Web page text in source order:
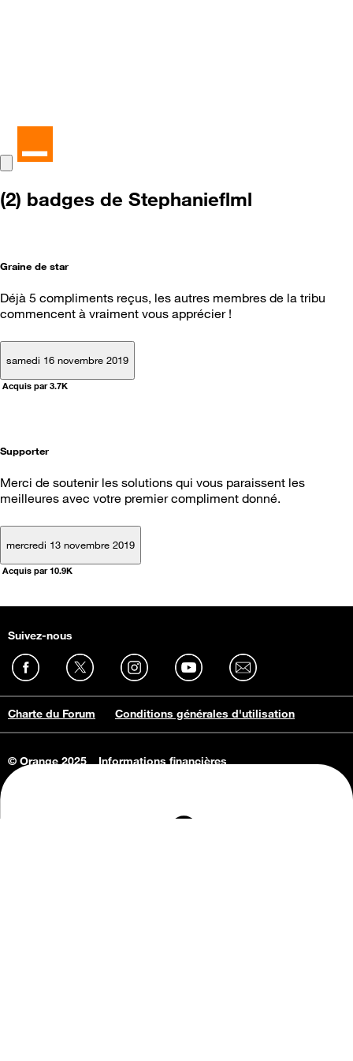
(2) badges de Stephanieflml
Graine de star
Déjà 5 compliments reçus, les autres membres de la tribu
commencent à vraiment vous apprécier !
samedi 16 novembre 2019
Acquis par 3.7K
Supporter
Merci de soutenir les solutions qui vous paraissent les
meilleures avec votre premier compliment donné.
mercredi 13 novembre 2019
Acquis par 10.9K
Suivez-nous
Charte du Forum Conditions générales d'utilisation
© Orange 2025
Informations financières